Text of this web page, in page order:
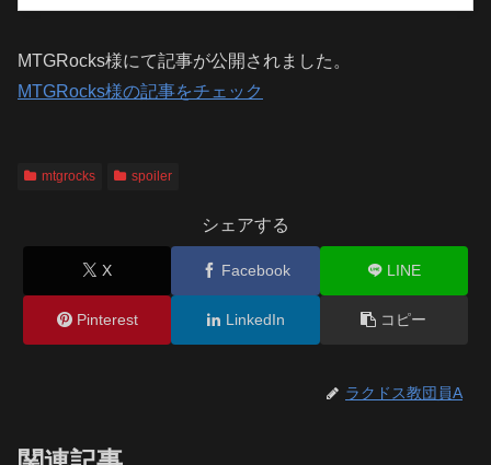
MTGRocks様にて記事が公開されました。
MTGRocks様の記事をチェック
mtgrocks spoiler
シェアする
X Facebook LINE
Pinterest LinkedIn コピー
ラクドス教団員A